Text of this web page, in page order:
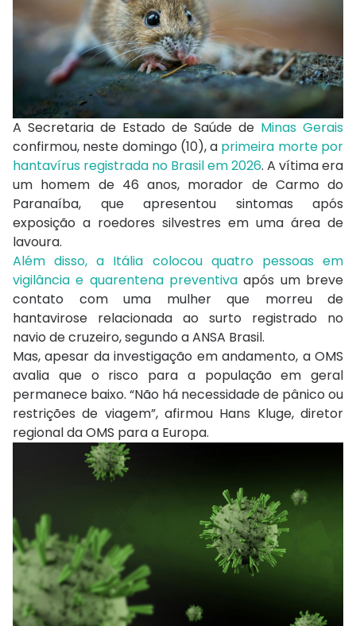
A Secretaria de Estado de Saúde de Minas Gerais
confirmou, neste domingo (10), a primeira morte por
hantavírus registrada no Brasil em 2026. A vítima era
um homem de 46 anos, morador de Carmo do
Paranaíba, que apresentou sintomas após
exposição a roedores silvestres em uma área de
lavoura.
Além disso, a Itália colocou quatro pessoas em
vigilância e quarentena preventiva após um breve
contato com uma mulher que morreu de
hantavirose relacionada ao surto registrado no
navio de cruzeiro, segundo a ANSA Brasil.
Mas, apesar da investigação em andamento, a OMS
avalia que o risco para a população em geral
permanece baixo. “Não há necessidade de pânico ou
restrições de viagem”, afirmou Hans Kluge, diretor
regional da OMS para a Europa.